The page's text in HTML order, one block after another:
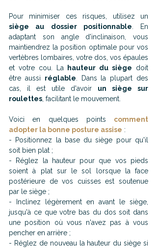
siège au dossier positionnable . En
adaptant son angle d'inclinaison, vous
maintiendrez la position optimale pour vos
vertèbres lombaires, votre dos, vos épaules
et votre cou. La
hauteur du siège doit
être aussi réglable . Dans la plupart des
cas, il est utile d'avoir un siège sur
roulettes , facilitant le mouvement.
Voici en quelques points comment
adopter la bonne posture assise :
- Positionnez la base du siège pour qu'il
soit bien plat ;
- Réglez la hauteur pour que vos pieds
soient à plat sur le sol lorsque la face
postérieure de vos cuisses est soutenue
par le siège ;
- Inclinez légèrement en avant le siège,
jusqu'à ce que votre bas du dos soit dans
une position où vous n'avez pas à vous
pencher en arrière ;
- Réglez de nouveau la hauteur du siège si